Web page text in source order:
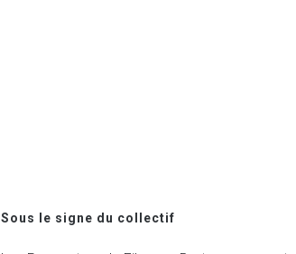
Sous le signe du collectif